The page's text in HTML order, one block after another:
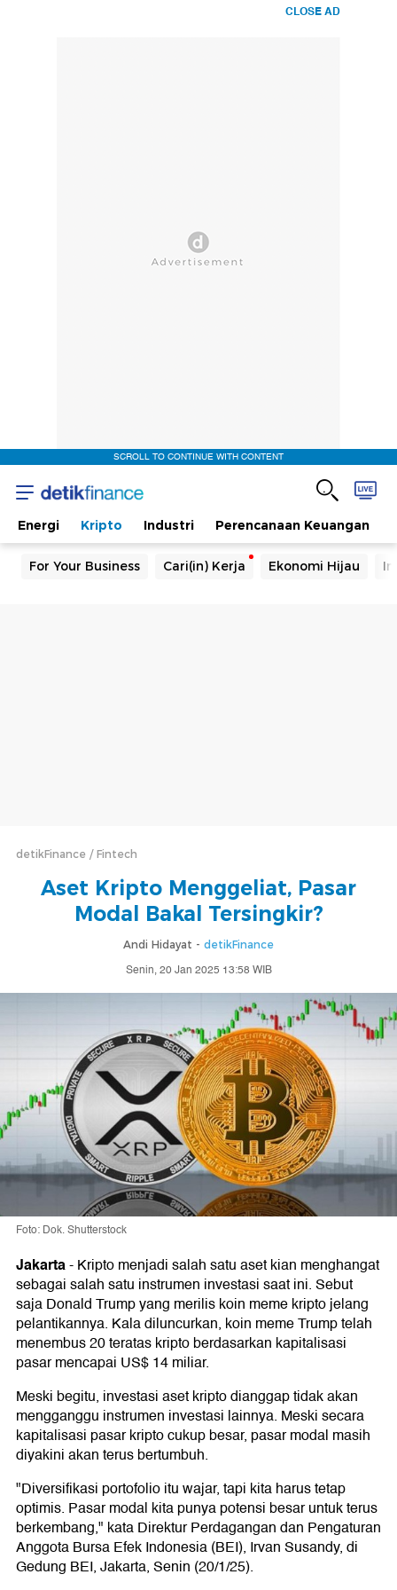
CLOSE AD
SCROLL TO CONTINUE WITH CONTENT
Energi Kripto Industri Perencanaan Keuangan
For Your Business Cari(in) Kerja Ekonomi Hijau
detikFinance Fintech
Aset Kripto Menggeliat, Pasar
Modal Bakal Tersingkir?
Andi Hidayat - detikFinance
Senin, 20 Jan 2025 13:58 WIB
Foto: Dok. Shutterstock
Jakarta-Kripto menjadi salah satu aset kian menghangat
sebagai salah satu instrumen investasi saat ini. Sebut
saja Donald Trump yang merilis koin meme kripto jelang
pelantikannya. Kala diluncurkan, koin meme Trump telah
menembus 20 teratas kripto berdasarkan kapitalisasi
pasar mencapai US$ 14 miliar.
Meski begitu, investasi aset kripto dianggap tidak akan
mengganggu instrumen investasi lainnya. Meski secara
kapitalisasi pasar kripto cukup besar, pasar modal masih
diyakini akan terus bertumbuh.
"Diversifikasi portofolio itu wajar, tapi kita harus tetap
optimis. Pasar modal kita punya potensi besar untuk terus
berkembang," kata Direktur Perdagangan dan Pengaturan
Anggota Bursa Efek Indonesia (BEI), Irvan Susandy, di
Gedung BEI, Jakarta, Senin (20/1/25).